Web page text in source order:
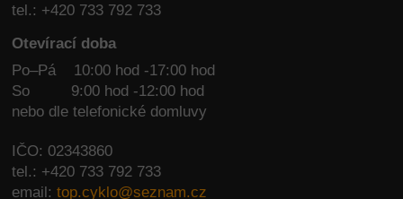
tel.: +420 733 792 733
Otevírací doba
Po–Pá 10:00 hod -17:00 hod
So
9:00 hod -12:00 hod
nebo dle telefonické domluvy
IČO: 02343860
tel.: +420 733 792 733
email:top.cyklo@seznam.cz